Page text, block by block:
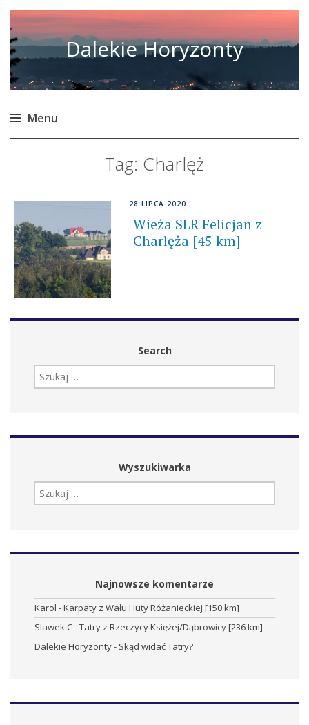
Dalekie Horyzonty
Menu
Tag: Charlęż
28 LIPCA 2020
Wieża SLR Felicjan z
Charlęża [45 km]
Search
SZUKAJ:
Wyszukiwarka
SZUKAJ:
Najnowsze komentarze
Karol -Karpaty z Wału Huty Różanieckiej [150 km]
Slawek.C-Tatry z Rzeczycy Księżej/Dąbrowicy [236 km]
Dalekie Horyzonty- Skąd widać Tatry?